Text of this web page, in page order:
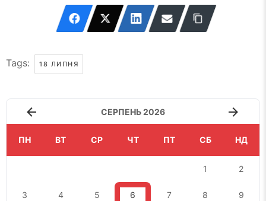
Tags: 18 ЛИПНЯ
СЕРПЕНЬ 2026
ПН ВТ СР ЧТ ПТ СБ НД
1 2
3 4 5 6 7 8 9